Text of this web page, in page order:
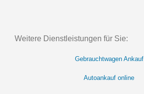
Weitere Dienstleistungen für Sie:
Gebrauchtwagen Ankauf
Autoankauf online